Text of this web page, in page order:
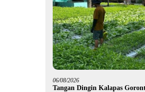
06/08/2026
Tangan Dingin Kalapas